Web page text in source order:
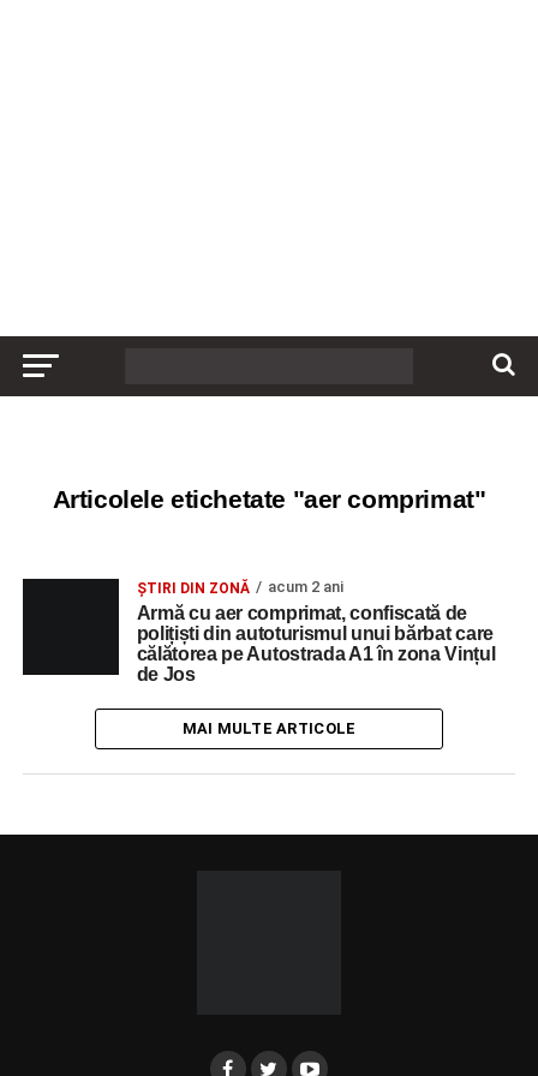
Articolele etichetate "aer comprimat"
ȘTIRI DIN ZONĂ acum 2 ani
Armă cu aer comprimat, confiscată de
polițiști din autoturismul unui bărbat care
călătorea pe Autostrada A1 în zona Vințul
de Jos
MAI MULTE ARTICOLE